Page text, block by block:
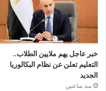
خبر عاجل يهم ملايين الطلاب..
التعليم تعلن عن نظام البكالوريا
الجديد
منذ ساعتين